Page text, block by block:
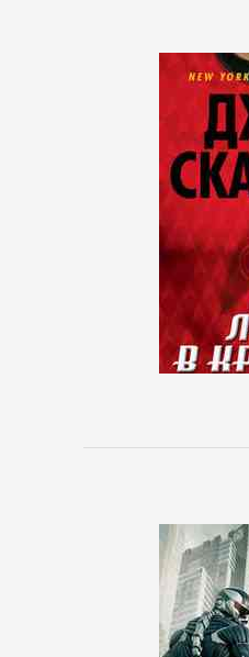
Криминальные
Иронические